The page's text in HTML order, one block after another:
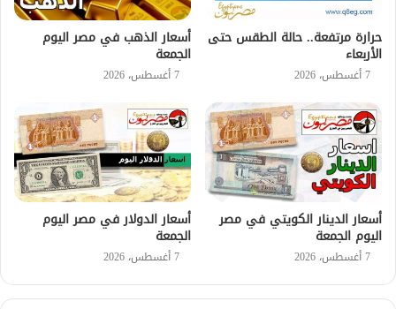
حرارة مرتفعة.. حالة الطقس حتى
الأربعاء
7 أغسطس، 2026
أسعار الذهب في مصر اليوم
الجمعة
7 أغسطس، 2026
أسعار الدينار الكويتي في مصر
اليوم الجمعة
7 أغسطس، 2026
أسعار الدولار في مصر اليوم
الجمعة
7 أغسطس، 2026